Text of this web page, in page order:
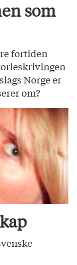
som
fortiden
Norge er
om?